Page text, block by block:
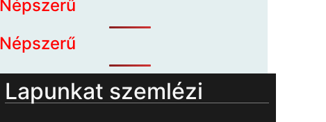
Népszerű
Népszerű
Lapunkat szemlézi